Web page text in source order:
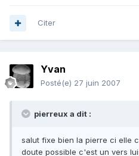
Citer
Yvan
Posté(e) 27 juin 2007
pierreux a dit :
salut fixe bien la pierre ci elle
doute possible c'est un vers